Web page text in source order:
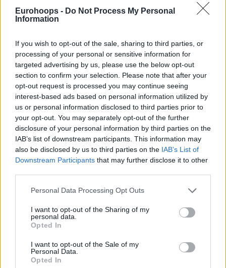
Eurohoops - Do Not Process My Personal
Information
If you wish to opt-out of the sale, sharing to third parties, or
processing of your personal or sensitive information for
targeted advertising by us, please use the below opt-out
section to confirm your selection. Please note that after your
opt-out request is processed you may continue seeing
interest-based ads based on personal information utilized by
us or personal information disclosed to third parties prior to
your opt-out. You may separately opt-out of the further
disclosure of your personal information by third parties on the
IAB’s list of downstream participants. This information may
also be disclosed by us to third parties on the IAB’s List of
Downstream Participants that may further disclose it to other
Please note that this website/app uses one or more Google
not limited to your visit or usage behaviour. You may click to
grant or deny consent to Google and its third-party tags to
use your data for below specified purposes in below Google
consent section.
Personal Data Processing Opt Outs
I want to opt-out of the Sharing of my
personal data.
Opted In
I want to opt-out of the Sale of my
Personal Data.
Opted In
Хиггинс и еще 4 кандидата
Регулярный сезон Евролиги завершен, в гонке
осталось всего 8 команд. И всего 5 претендентов на
титул MVP сезона по...
7DAYS Magic Moment:
Больше хайлайтов, больше
призов!
10/АПР/19 15:29
7DAYS Magic Moment снова здесь — в шестой раз в
сезоне в поисках следующего счастливого
победителя, который получит чудо-шкафчик...
Обзор игровой недели Лиги
Макколума
Мы смотрим на последние матчи регулярного сезона
Лиги ВТБ, которые имеют огромное значение - и
команды прекрасно знают об...